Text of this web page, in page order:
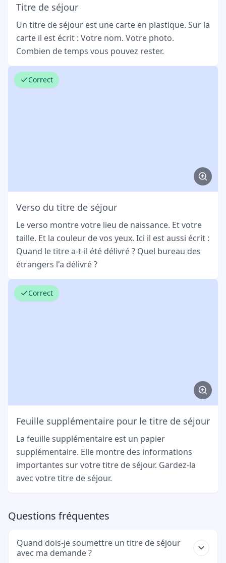
Titre de séjour
Un titre de séjour est une carte en plastique. Sur la
carte il est écrit : Votre nom. Votre photo.
Combien de temps vous pouvez rester.
Correct
Verso du titre de séjour
Le verso montre votre lieu de naissance. Et votre
taille. Et la couleur de vos yeux. Ici il est aussi écrit :
Quand le titre a-t-il été délivré ? Quel bureau des
étrangers l'a délivré ?
Correct
Feuille supplémentaire pour le titre de séjour
La feuille supplémentaire est un papier
supplémentaire. Elle montre des informations
importantes sur votre titre de séjour. Gardez-la
avec votre titre de séjour.
Questions fréquentes
Quand dois-je soumettre un titre de séjour
avec ma demande ?